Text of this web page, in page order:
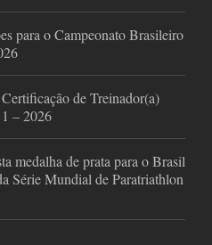
para o Campeonato Brasileiro
de Treinador(a)
– 2026
medalha de prata para o Brasil
Série Mundial de Paratriathlon